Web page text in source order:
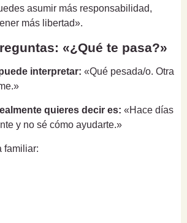
asumir más responsabilidad,
más libertad».
«¿Qué te pasa?»
interpretar: «Qué pesada/o. Otra
quieres decir es: «Hace días
y no sé cómo ayudarte.»
familiar: